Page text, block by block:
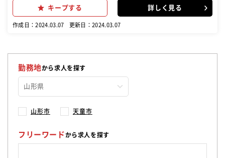
仕込みや軍艦、巻物、簡単な料理や仕込みなどから徐々に覚えていた
だきます。 経験や技術レベルに合わせた仕事をお任せしていきますの
でご安心ください
キープする 詳しく見る
作成日：2024.03.07 更新日：2024.03.07
勤務地から求人を探す
山形市 天童市
フリーワードから求人を探す